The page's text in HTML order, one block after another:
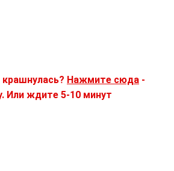
Нажмите сюда -
Или ждите 5-10 минут